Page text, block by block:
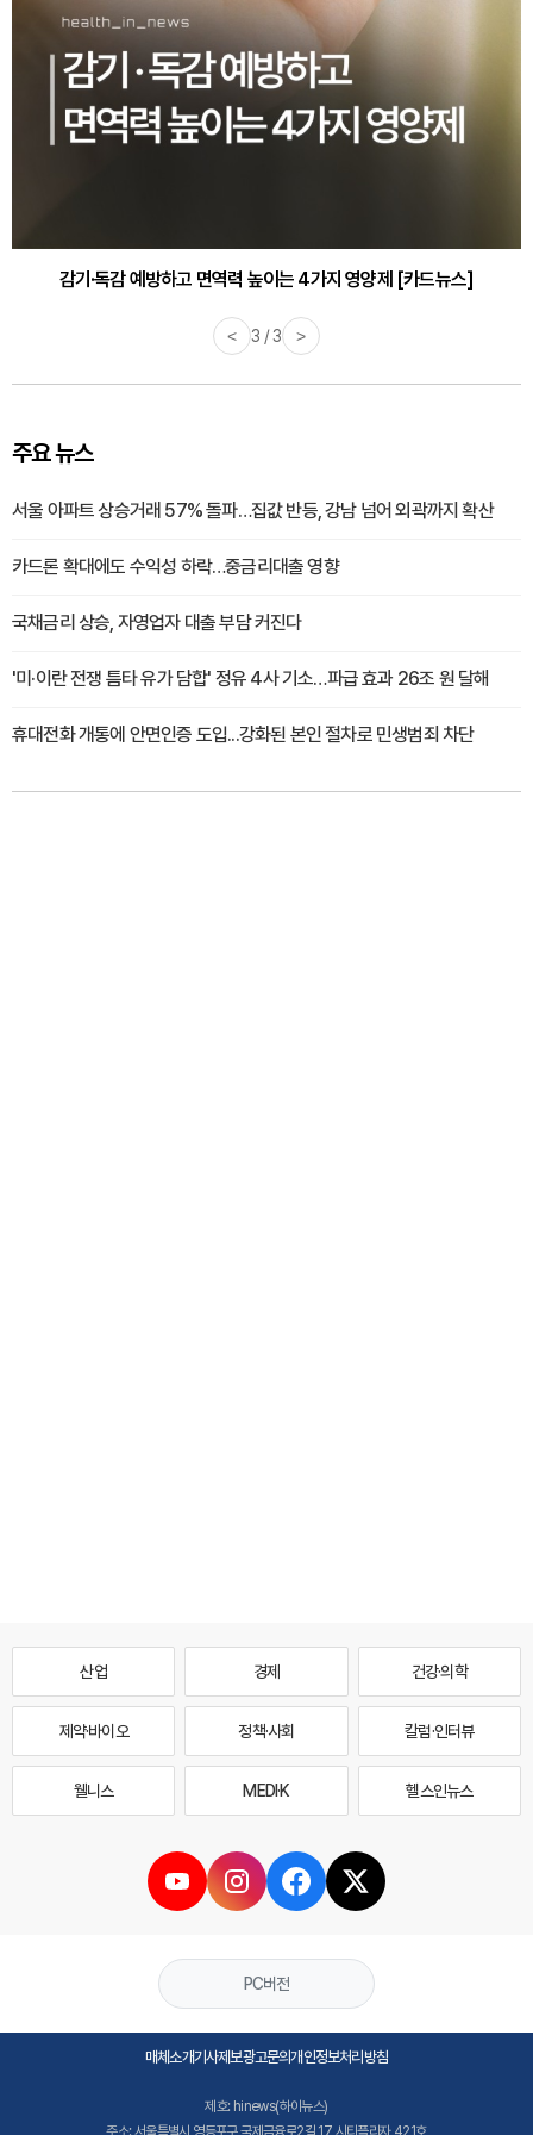
감기·독감 예방하고 면역력 높이는 4가지 영양제 [카드뉴스]
< 3 / 3 >
주요 뉴스
서울 아파트 상승거래 57% 돌파…집값 반등, 강남 넘어 외곽까지 확산
카드론 확대에도 수익성 하락…중금리대출 영향
국채금리 상승, 자영업자 대출 부담 커진다
'미·이란 전쟁 틈타 유가 담합' 정유 4사 기소…파급 효과 26조 원 달해
휴대전화 개통에 안면인증 도입...강화된 본인 절차로 민생범죄 차단
산업 경제 건강·의학
제약·바이오 정책·사회 칼럼·인터뷰
웰니스 MEDI·K 헬스인뉴스
PC버전
매체소개기사제보광고문의개인정보처리방침
제호: hinews(하이뉴스)
주소: 서울특별시 영등포구 국제금융로2길 17 시티플라자 421호